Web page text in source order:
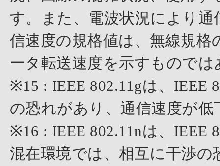
す。また、電波状況により
信速度の規格値は、無線規
ータ転送速度を示すもので
※15 : IEEE 802.11gは、IEEE
の恐れがあり、通信速度が
※16 : IEEE 802.11nは、IEEE
混在環境では、相互に干渉